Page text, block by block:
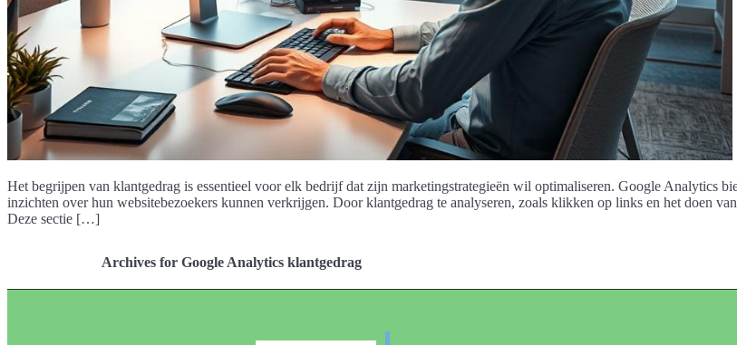
Het begrijpen van klantgedrag is essentieel voor elk bedrijf dat zijn marketingstrategieën wil optimaliseren. Google Analytics
inzichten over hun websitebezoekers kunnen verkrijgen. Door klantgedrag te analyseren, zoals klikken op links en het doen
Deze sectie […]
Archives for Google Analytics klantgedrag